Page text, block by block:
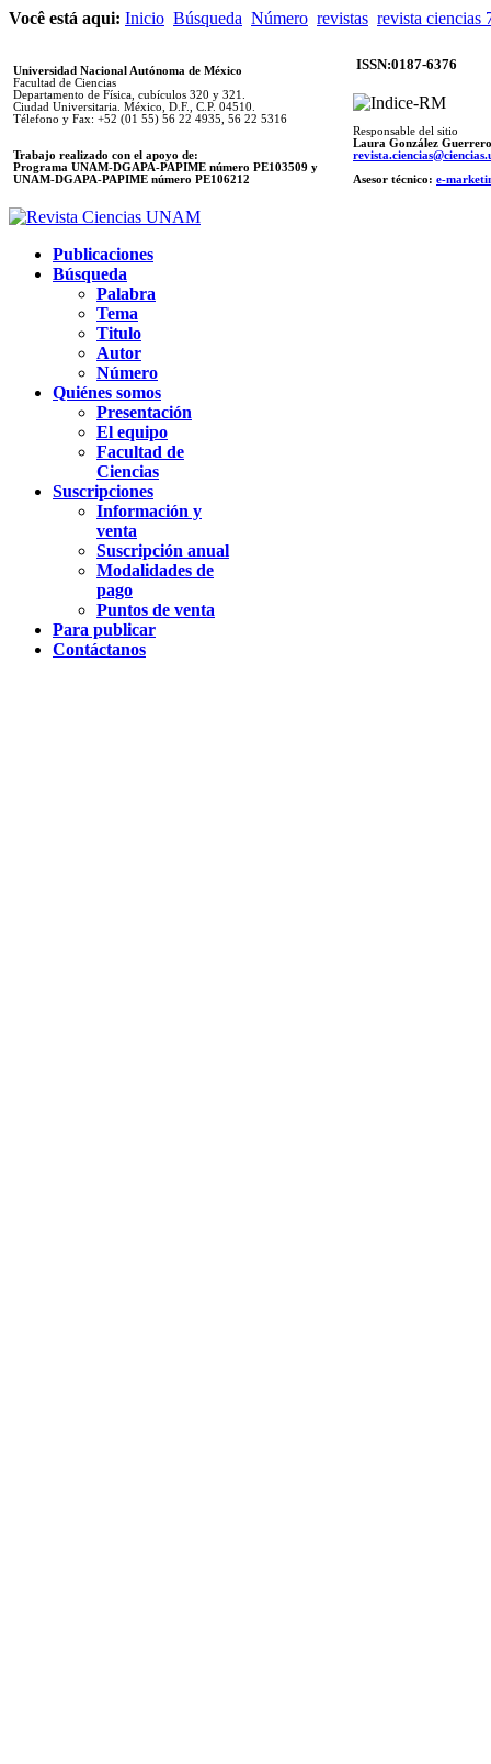
Você está aqui: Inicio Búsqueda Número revistas revista ciencias
Universidad Nacional Autónoma de México
Facultad de Ciencias
Departamento de Física, cubículos 320 y 321.
Ciudad Universitaria. México, D.F., C.P. 04510.
Télefono y Fax: +52 (01 55) 56 22 4935, 56 22 5316
Trabajo realizado con el apoyo de:
Programa UNAM-DGAPA-PAPIME número PE103509 y
UNAM-DGAPA-PAPIME número PE106212
ISSN:0187-6376
Responsable del sitio
Laura González Guerrero
Asesor técnico: e-
Publicaciones
Búsqueda
Palabra
Tema
Titulo
Autor
Número
Quiénes somos
Presentación
El equipo
Facultad de
Ciencias
Suscripciones
Información y
venta
Suscripción anual
Modalidades de
pago
Puntos de venta
Para publicar
Contáctanos